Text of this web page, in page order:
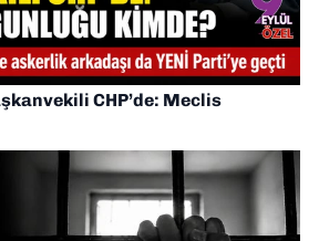
CHP’de: Meclis